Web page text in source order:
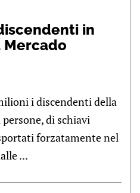
in
Mercado
i discendenti della
di schiavi
forzatamente nel
...